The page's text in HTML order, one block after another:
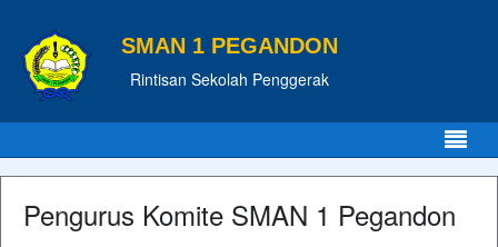
SMAN 1 PEGANDON
Rintisan Sekolah Penggerak
Pengurus Komite SMAN 1 Pegandon